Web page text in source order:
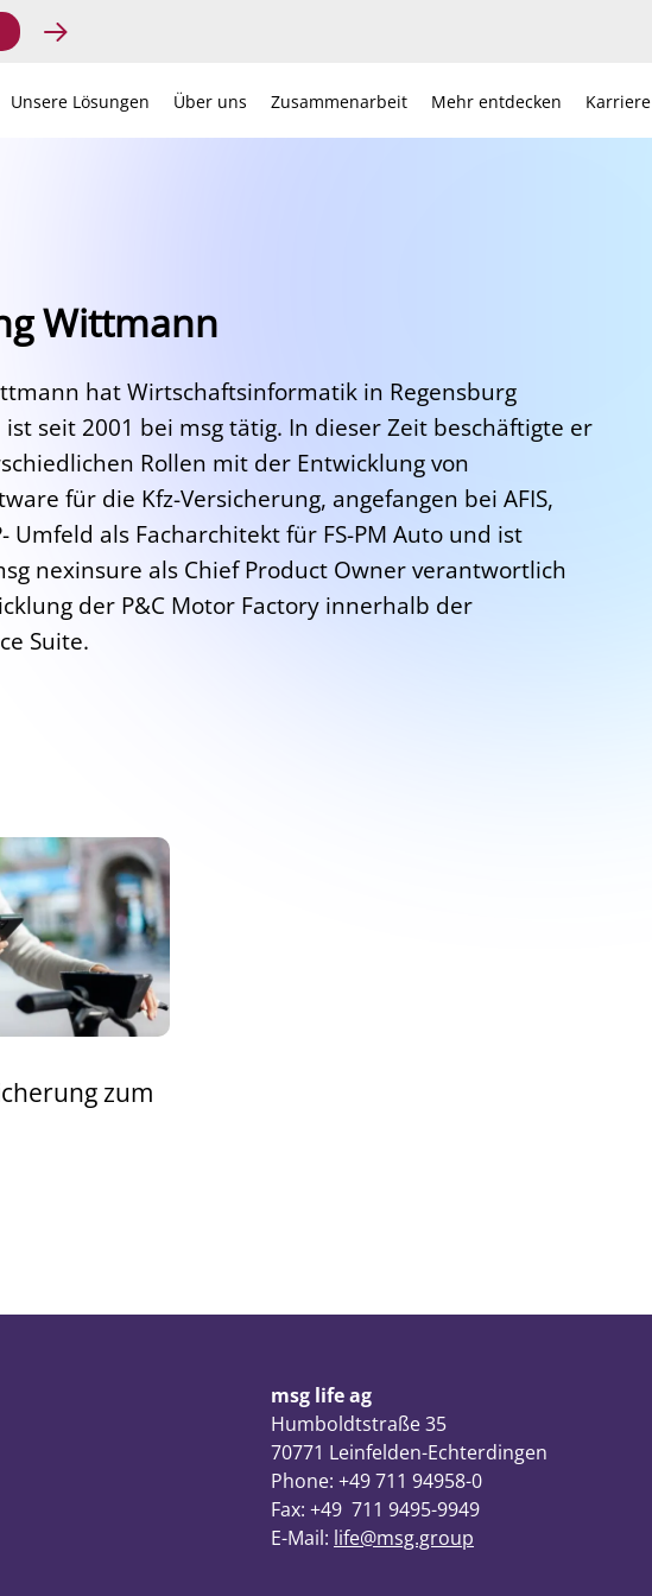
Unsere Lösungen Über uns Zusammenarbeit Mehr entdecken Karriere
Wittmann
hat Wirtschaftsinformatik in Regensburg
seit 2001 bei msg tätig. In dieser Zeit beschäftigte er
Rollen mit der Entwicklung von
für die Kfz-Versicherung, angefangen bei AFIS,
Umfeld als Facharchitekt für FS-PM Auto und ist
nexinsure als Chief Product Owner verantwortlich
der P&C Motor Factory innerhalb der
Suite.
zum
msg life ag
Humboldtstraße 35
70771 Leinfelden-Echterdingen
Phone: +49 711 94958-0
Fax: +49 711 9495-9949
E-Mail: life@msg.group